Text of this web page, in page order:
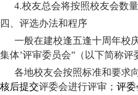
4.校友总会将按照校友会数
四、评选办法和程序
一般在建校逢五逢十周年校
集体’评审委员会”（以下简称评
各地校友会按照标准和要求
核后提交评委会进行评审； 评